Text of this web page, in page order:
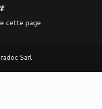
cette page
Sarl